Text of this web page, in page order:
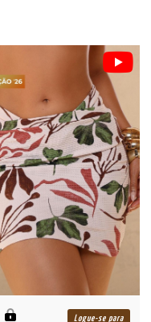
Logue-se para